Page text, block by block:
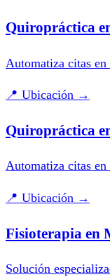
Quiropráctica
Automatiza citas
📍 Ubicación →
Quiropráctica
Automatiza citas
📍 Ubicación →
Fisioterapia en
Solución